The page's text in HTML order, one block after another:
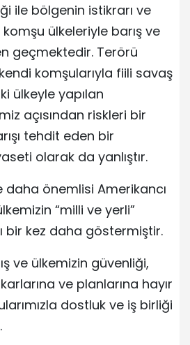
ile bölgenin istikrarı ve
komşu ülkeleriyle barış ve
geçmektedir. Terörü
komşularıyla fiili savaş
ülkeyle yapılan
açısından riskleri bir
tehdit eden bir
olarak da yanlıştır.
daha önemlisi Amerikancı
“milli ve yerli”
bir kez daha göstermiştir.
ve ülkemizin güvenliği,
ve planlarına hayır
dostluk ve iş birliği